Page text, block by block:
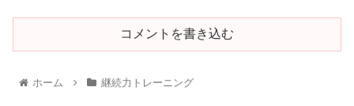
コメントを書き込む
ホーム 継続力トレーニング